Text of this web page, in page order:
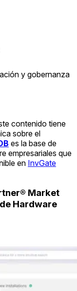
y gobernanza
contenido tiene
sobre el
es la base de
empresariales que
en InvGate
Market
Hardware